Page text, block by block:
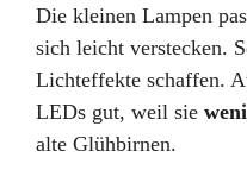
Die kleinen Lampen
sich leicht verstecken.
Lichteffekte schaffen.
LEDs gut, weil sie
alte Glühbirnen.